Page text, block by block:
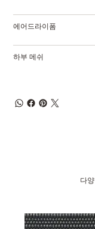
에어드라이폼
하부 메쉬
다